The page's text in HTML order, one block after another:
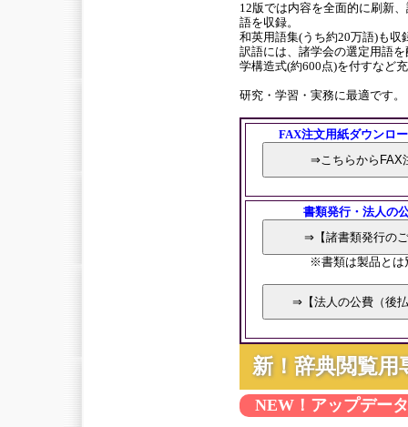
12版では内容を全面的に刷新
語を収録。
和英用語集(うち約20万語)も収
訳語には、諸学会の選定用語
学構造式(約600点)を付すなど
研究・学習・実務に最適です。
FAX注文用紙ダウンロ
書類発行・法人の
※書類は製品とは
新！辞典閲覧
NEW！アップデー